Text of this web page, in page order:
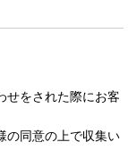
せをされた際にお客
の同意の上で収集い